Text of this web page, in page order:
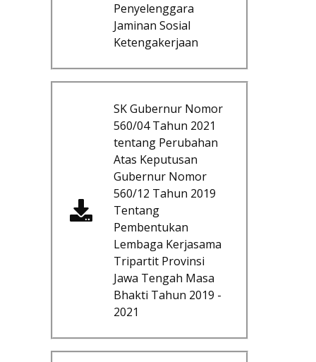
Penyelenggara
Jaminan Sosial
Ketengakerjaan
SK Gubernur Nomor
560/04 Tahun 2021
tentang Perubahan
Atas Keputusan
Gubernur Nomor
560/12 Tahun 2019
Tentang
Pembentukan
Lembaga Kerjasama
Tripartit Provinsi
Jawa Tengah Masa
Bhakti Tahun 2019 -
2021